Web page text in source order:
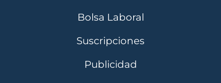
Bolsa Laboral
Suscripciones
Publicidad